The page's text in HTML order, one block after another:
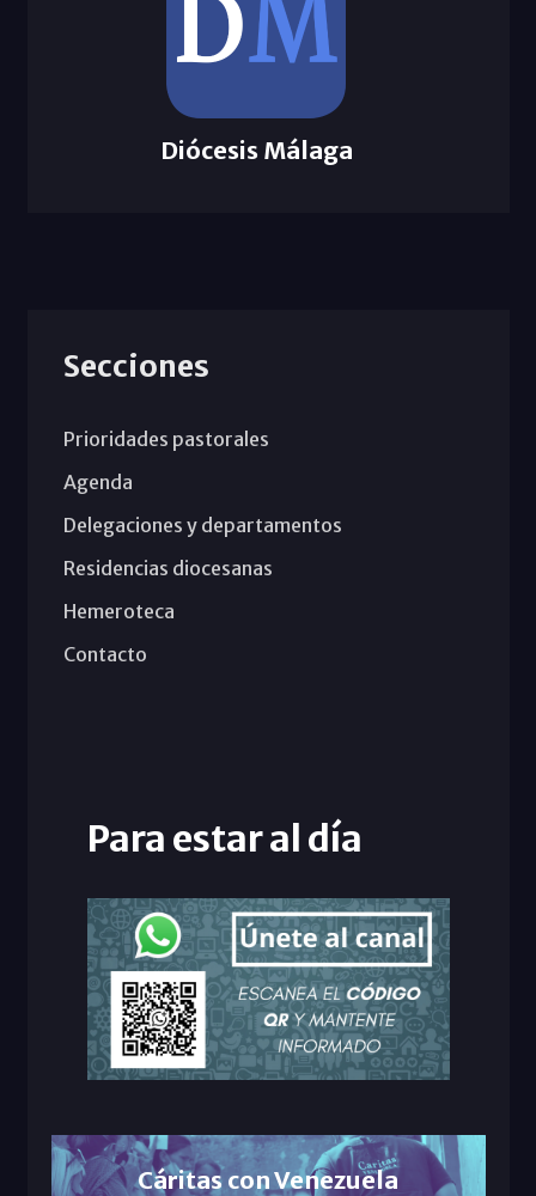
Diócesis Málaga
Secciones
Prioridades pastorales
Agenda
Delegaciones y departamentos
Residencias diocesanas
Hemeroteca
Contacto
Para estar al día
Cáritas con Venezuela